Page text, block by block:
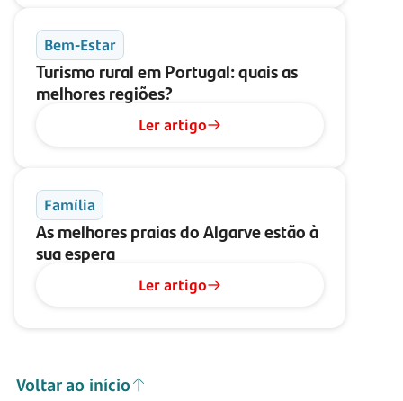
Bem-Estar
Turismo rural em Portugal: quais as
melhores regiões?
Ler artigo
Família
As melhores praias do Algarve estão à
sua espera
Ler artigo
Voltar ao início